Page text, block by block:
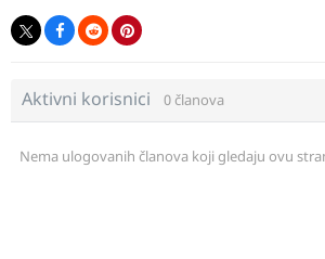
Aktivni korisnici 0 članova
Nema ulogovanih članova koji gledaju ovu